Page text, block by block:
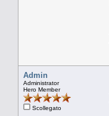
Admin
Administrator
Hero Member
Scollegato